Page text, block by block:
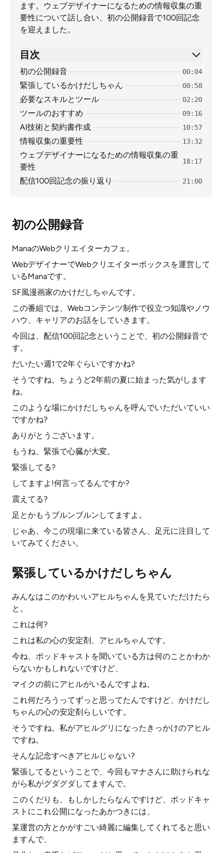
ます。ウェブデザイナーになるための情報収集の重
要性について話し合い、初の公開録音で100回記念
を迎えました。
目次
初の公開録音 00:04
緊張しているかけだしちゃん 00:58
必要なスキルとツール 02:20
ツールのおすすめ 09:16
AI技術と契約書作成 10:57
情報収集の重要性 13:32
ウェブデザイナーになるための情報収集の重
要性
18:17
配信100回記念の振り返り 21:00
初の公開録音
ManaのWebクリエイターカフェ。
WebデザイナーでWebクリエイターボックスを運営して
いるManaです。
SF風漫画家のかけだしちゃんです。
この番組では、Webコンテンツ制作で役立つ知識やノウ
ハウ、キャリアのお話をしていきます。
今回は、配信100回記念ということで、初の公開録音で
す。
だいたい週1で2年ぐらいですかね?
そうですね。ちょうど2年前の夏に始まった気がします
ね。
このような場にかけだしちゃんを呼んでいただいていい
ですかね?
ありがとうございます。
もうね、緊張で心臓が大変。
緊張してる?
してますよ!何言ってるんですか?
震えてる?
足とかもうブルンブルンしてますよ。
じゃあ、今この現場に来ている皆さん、足元に注目して
いてみてください。
緊張しているかけだしちゃん
みんなはこのかわいいアヒルちゃんを見ていただけたら
と。
これは何?
これは私の心の安定剤、アヒルちゃんです。
今ね、ポッドキャストを聞いている方は何のことかわか
らないかもしれないですけど、
マイクの前にアヒルがいるんですよね。
これ何だろうってずっと思ってたんですけど、かけだし
ちゃんの心の安定剤らしいです。
そうですね。私がアヒルグリになったきっかけのアヒル
ですね。
そんな記念すべきアヒルじゃない?
緊張してるということで、今回もマナさんに助けられな
がら私がグダグダしてますんで。
このくだりも、もしかしたらなんですけど、ポッドキャ
ストにこれ公開になったあかつきには、
某運営の方とかがすごい綺麗に編集してくれてると思い
ますんで、